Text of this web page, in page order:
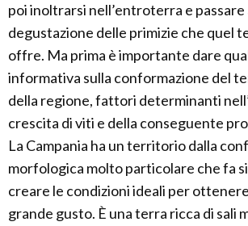
poi inoltrarsi nell’entroterra e passare
degustazione delle primizie che quel
offre. Ma prima è importante dare
informativa sulla conformazione del
della regione, fattori determinanti
crescita di viti e della conseguente
La Campania ha un territorio dalla
morfologica molto particolare che fa
creare le condizioni ideali per
grande gusto. È una terra ricca di sali